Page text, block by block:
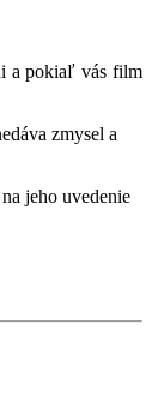
a pokiaľ vás film
zmysel a
jeho uvedenie